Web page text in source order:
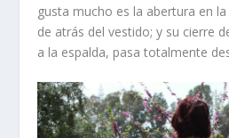
gusta mucho es la abertura en
de atrás del vestido; y su cierre
a la espalda, pasa totalmente